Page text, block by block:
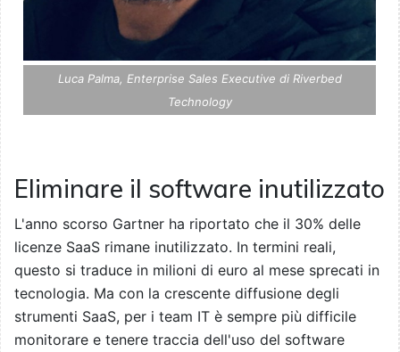
Luca Palma, Enterprise Sales Executive di Riverbed
Technology
Eliminare il software inutilizzato
L'anno scorso Gartner ha riportato che il 30% delle
licenze SaaS rimane inutilizzato. In termini reali,
questo si traduce in milioni di euro al mese sprecati in
tecnologia. Ma con la crescente diffusione degli
strumenti SaaS, per i team IT è sempre più difficile
monitorare e tenere traccia dell'uso del software